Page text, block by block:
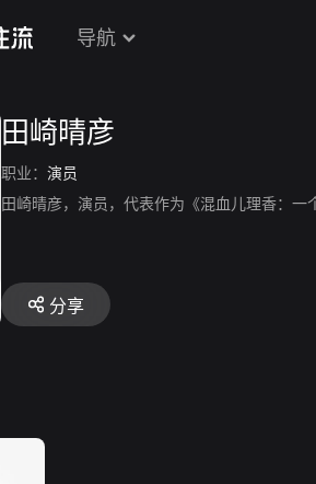
导航
田崎晴彦
职业： 演员
田崎晴彦，演员，代表作为《混血儿理香：一
分享